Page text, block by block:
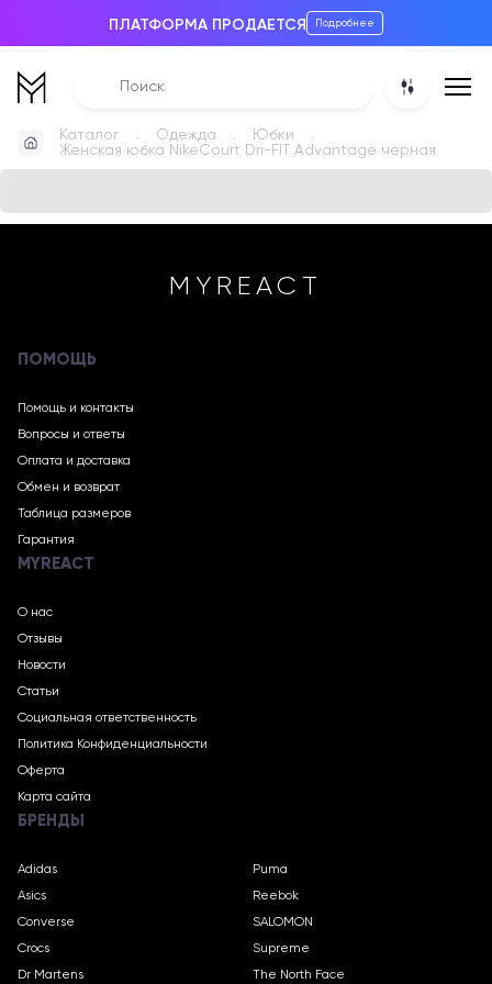
ПЛАТФОРМА ПРОДАЕТСЯ Подробнее
Каталог Одежда
Юбки
Женская юбка NikeCourt Dri-FIT Advantage черная
MYREACT
ПОМОЩЬ
Помощь и контакты
Вопросы и ответы
Оплата и доставка
Обмен и возврат
Таблица размеров
Гарантия
MYREACT
О нас
Отзывы
Новости
Статьи
Социальная ответственность
Политика Конфиденциальности
Оферта
Карта сайта
БРЕНДЫ
Adidas
Asics
Converse
Crocs
Dr Martens
Puma
Reebok
SALOMON
Supreme
The North Face